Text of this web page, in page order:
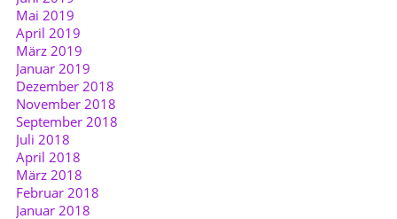
Mai 2019
April 2019
März 2019
Januar 2019
Dezember 2018
November 2018
September 2018
Juli 2018
April 2018
März 2018
Februar 2018
Januar 2018